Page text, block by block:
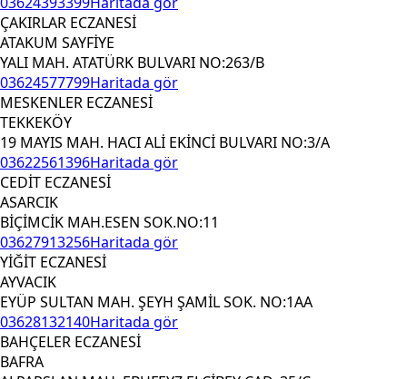
ÇAKIRLAR ECZANESİ
ATAKUM SAYFİYE
YALI MAH. ATATÜRK BULVARI NO:263/B
03624577799Haritada gör
MESKENLER ECZANESİ
TEKKEKÖY
19 MAYIS MAH. HACI ALİ EKİNCİ BULVARI NO:3/A
03622561396Haritada gör
CEDİT ECZANESİ
ASARCIK
BİÇİMCİK MAH.ESEN SOK.NO:11
03627913256Haritada gör
YİĞİT ECZANESİ
AYVACIK
EYÜP SULTAN MAH. ŞEYH ŞAMİL SOK. NO:1AA
03628132140Haritada gör
BAHÇELER ECZANESİ
BAFRA